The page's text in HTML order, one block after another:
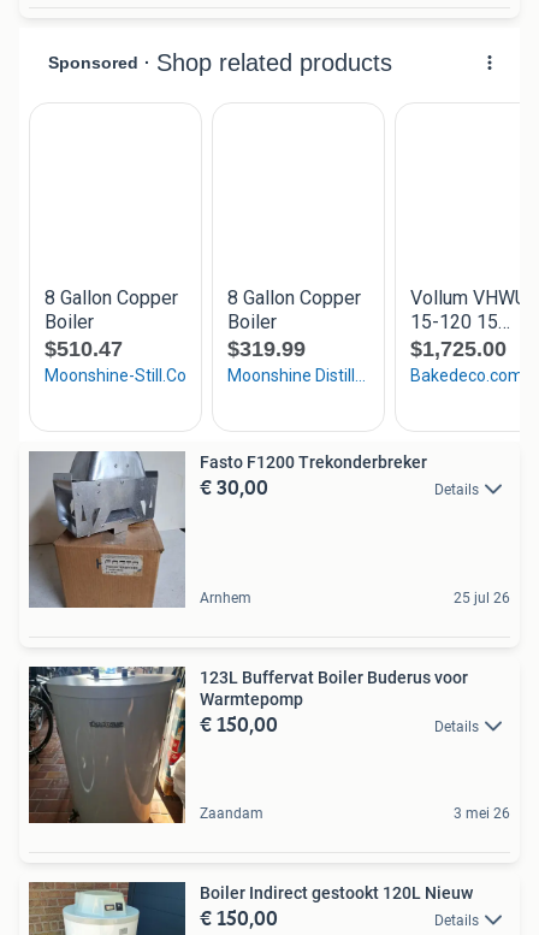
Fasto F1200 Trekonderbreker
€ 30,00 Details
Arnhem 25 jul 26
123L Buffervat Boiler Buderus voor
Warmtepomp
€ 150,00 Details
Zaandam 3 mei 26
Boiler Indirect gestookt 120L Nieuw
€ 150,00 Details